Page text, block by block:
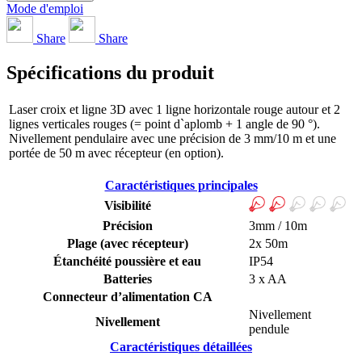
Mode d'emploi
Share Share
Spécifications du produit
Laser croix et ligne 3D avec 1 ligne horizontale rouge autour et 2
lignes verticales rouges (= point d`aplomb + 1 angle de 90 °).
Nivellement pendulaire avec une précision de 3 mm/10 m et une
portée de 50 m avec récepteur (en option).
Caractéristiques principales
Visibilité
Précision
3mm / 10m
Plage (avec récepteur)
2x 50m
Étanchéité poussière et eau
IP54
Batteries
3 x AA
Connecteur d’alimentation CA
Nivellement
Nivellement
pendule
Caractéristiques détaillées